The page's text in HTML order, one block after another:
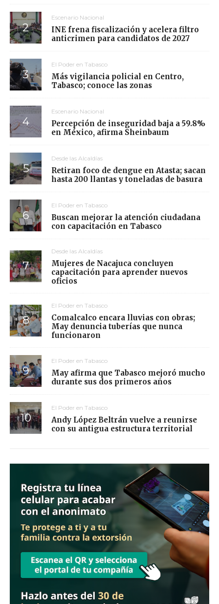
Escenario Nacional
INE frena fiscalización y acelera filtro
anticrimen para candidatos de 2027
El Poder en Tabasco
Más vigilancia policial en Centro,
Tabasco; conoce las zonas
Escenario Nacional
Percepción de inseguridad baja a 59.8%
en México, afirma Sheinbaum
Desde las Alcaldías
Retiran foco de dengue en Atasta; sacan
hasta 200 llantas y toneladas de basura
El Poder en Tabasco
Buscan mejorar la atención ciudadana
con capacitación en Tabasco
Desde las Alcaldías
Mujeres de Nacajuca concluyen
capacitación para aprender nuevos
oficios
El Poder en Tabasco
Comalcalco encara lluvias con obras;
May denuncia tuberías que nunca
funcionaron
El Poder en Tabasco
May afirma que Tabasco mejoró mucho
durante sus dos primeros años
El Poder en Tabasco
Andy López Beltrán vuelve a reunirse
con su antigua estructura territorial